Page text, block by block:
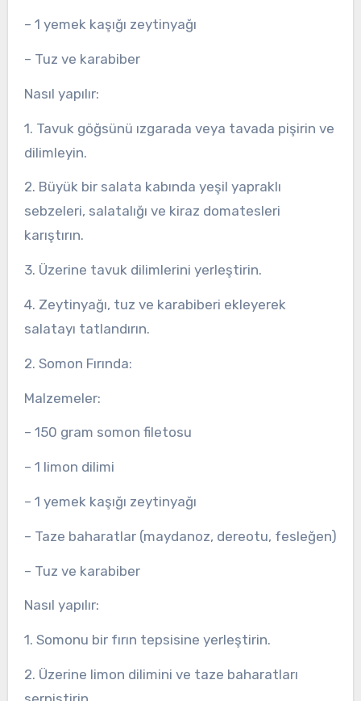
– 1 yemek kaşığı zeytinyağı
– Tuz ve karabiber
Nasıl yapılır:
1. Tavuk göğsünü ızgarada veya tavada pişirin ve
dilimleyin.
2. Büyük bir salata kabında yeşil yapraklı
sebzeleri, salatalığı ve kiraz domatesleri
karıştırın.
3. Üzerine tavuk dilimlerini yerleştirin.
4. Zeytinyağı, tuz ve karabiberi ekleyerek
salatayı tatlandırın.
2. Somon Fırında:
Malzemeler:
– 150 gram somon filetosu
– 1 limon dilimi
– 1 yemek kaşığı zeytinyağı
– Taze baharatlar (maydanoz, dereotu, fesleğen)
– Tuz ve karabiber
Nasıl yapılır:
1. Somonu bir fırın tepsisine yerleştirin.
2. Üzerine limon dilimini ve taze baharatları